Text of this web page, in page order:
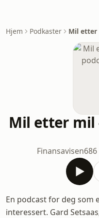
Hjem Podkaster Mil etter
Mil etter mil
Finansavisen
En podcast for deg som
interessert. Gard